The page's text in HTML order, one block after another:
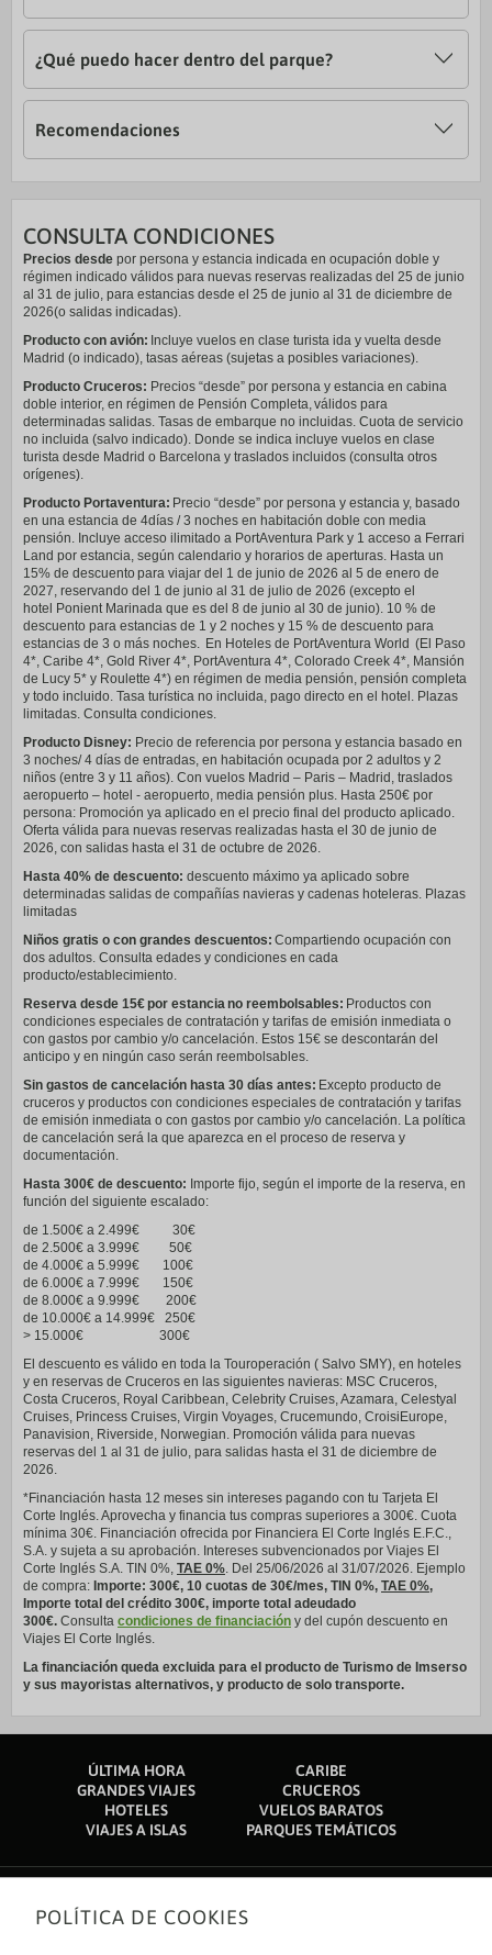
¿Qué puedo hacer dentro del parque?
Recomendaciones
CONSULTA CONDICIONES
Precios desde por persona y estancia indicada en ocupación doble y
régimen indicado válidos para nuevas reservas realizadas del 25 de junio
al 31 de julio, para estancias desde el 25 de junio al 31 de diciembre de
2026(o salidas indicadas).
Producto con avión: Incluye vuelos en clase turista ida y vuelta desde
Madrid (o indicado), tasas aéreas (sujetas a posibles variaciones).
Producto Cruceros: Precios “desde” por persona y estancia en cabina
doble interior, en régimen de Pensión Completa, válidos para
determinadas salidas. Tasas de embarque no incluidas. Cuota de servicio
no incluida (salvo indicado). Donde se indica incluye vuelos en clase
turista desde Madrid o Barcelona y traslados incluidos (consulta otros
orígenes).
Producto Portaventura: Precio “desde” por persona y estancia y, basado
en una estancia de 4días / 3 noches en habitación doble con media
pensión. Incluye acceso ilimitado a PortAventura Park y 1 acceso a Ferrari
Land por estancia, según calendario y horarios de aperturas. Hasta un
15% de descuento para viajar del 1 de junio de 2026 al 5 de enero de
2027, reservando del 1 de junio al 31 de julio de 2026 (excepto el
hotel Ponient Marinada que es del 8 de junio al 30 de junio). 10 % de
descuento para estancias de 1 y 2 noches y 15 % de descuento para
estancias de 3 o más noches. En Hoteles de PortAventura World (El Paso
4*, Caribe 4*, Gold River 4*, PortAventura 4*, Colorado Creek 4*, Mansión
de Lucy 5* y Roulette 4*) en régimen de media pensión, pensión completa
y todo incluido. Tasa turística no incluida, pago directo en el hotel. Plazas
limitadas. Consulta condiciones.
Producto Disney: Precio de referencia por persona y estancia basado en
3 noches/ 4 días de entradas, en habitación ocupada por 2 adultos y 2
niños (entre 3 y 11 años). Con vuelos Madrid – Paris – Madrid, traslados
aeropuerto – hotel - aeropuerto, media pensión plus. Hasta 250€ por
persona: Promoción ya aplicado en el precio final del producto aplicado.
Oferta válida para nuevas reservas realizadas hasta el 30 de junio de
2026, con salidas hasta el 31 de octubre de 2026.
Hasta 40% de descuento: descuento máximo ya aplicado sobre
determinadas salidas de compañías navieras y cadenas hoteleras. Plazas
limitadas
Niños gratis o con grandes descuentos: Compartiendo ocupación con
dos adultos. Consulta edades y condiciones en cada
producto/establecimiento.
Reserva desde 15€ por estancia no reembolsables: Productos con
condiciones especiales de contratación y tarifas de emisión inmediata o
con gastos por cambio y/o cancelación. Estos 15€ se descontarán del
anticipo y en ningún caso serán reembolsables.
Sin gastos de cancelación hasta 30 días antes: Excepto producto de
cruceros y productos con condiciones especiales de contratación y tarifas
de emisión inmediata o con gastos por cambio y/o cancelación. La política
de cancelación será la que aparezca en el proceso de reserva y
documentación.
Hasta 300€ de descuento: Importe fijo, según el importe de la reserva, en
función del siguiente escalado:
de 1.500€ a 2.499€ 30€
de 2.500€ a 3.999€ 50€
de 4.000€ a 5.999€ 100€
de 6.000€ a 7.999€ 150€
de 8.000€ a 9.999€ 200€
de 10.000€ a 14.999€ 250€
> 15.000€ 300€
El descuento es válido en toda la Touroperación ( Salvo SMY), en hoteles
y en reservas de Cruceros en las siguientes navieras: MSC Cruceros,
Costa Cruceros, Royal Caribbean, Celebrity Cruises, Azamara, Celestyal
Cruises, Princess Cruises, Virgin Voyages, Crucemundo, CroisiEurope,
Panavision, Riverside, Norwegian. Promoción válida para nuevas
reservas del 1 al 31 de julio, para salidas hasta el 31 de diciembre de
2026.
*Financiación hasta 12 meses sin intereses pagando con tu Tarjeta El
Corte Inglés. Aprovecha y financia tus compras superiores a 300€. Cuota
mínima 30€. Financiación ofrecida por Financiera El Corte Inglés E.F.C.,
S.A. y sujeta a su aprobación. Intereses subvencionados por Viajes El
Corte Inglés S.A. TIN 0%, TAE 0% . Del 25/06/2026 al 31/07/2026. Ejemplo
de compra: Importe: 300€, 10 cuotas de 30€/mes, TIN 0%, TAE 0%,
Importe total del crédito 300€, importe total adeudado
300€. Consulta condiciones de financiación y del cupón descuento en
Viajes El Corte Inglés.
La financiación queda excluida para el producto de Turismo de Imserso
y sus mayoristas alternativos, y producto de solo transporte.
ÚLTIMA HORA
CARIBE
GRANDES VIAJES
CRUCEROS
HOTELES
VUELOS BARATOS
VIAJES A ISLAS
PARQUES TEMÁTICOS
Sobre nosotros
POLÍTICA DE COOKIES